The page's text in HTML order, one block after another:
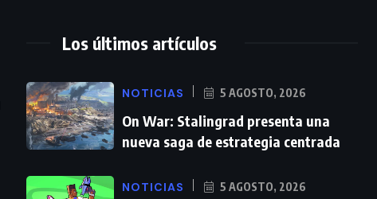
Los últimos artículos
NOTICIAS 5 AGOSTO, 2026
On War: Stalingrad presenta una
nueva saga de estrategia centrada
NOTICIAS 5 AGOSTO, 2026